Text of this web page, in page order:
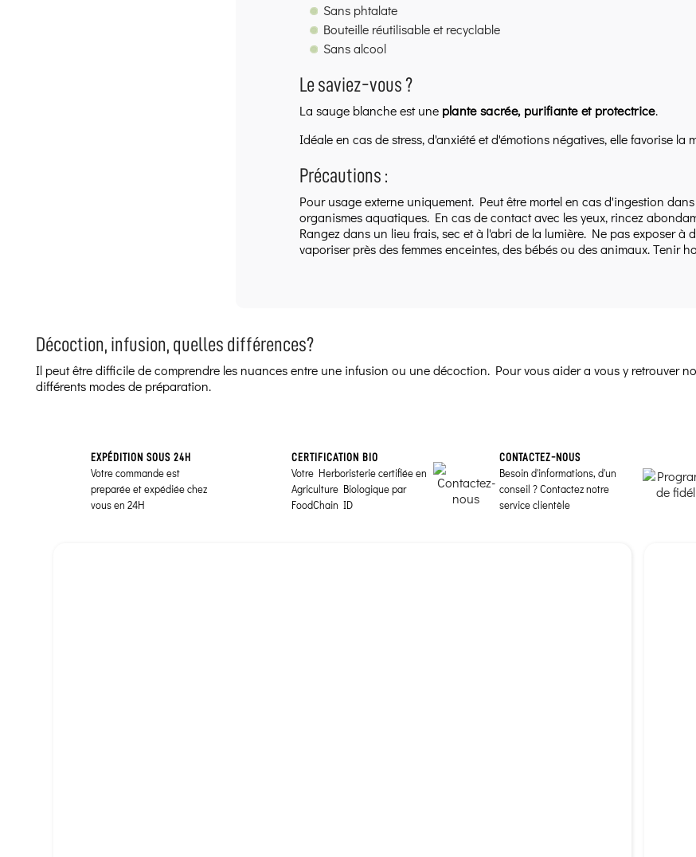
Sans phtalate
Bouteille réutilisable et recyclable
Sans alcool
Le saviez-vous ?
La sauge blanche est une plante sacrée, purifiante et protectrice.
Idéale en cas de stress, d'anxiété et d'émotions négatives, elle favorise la
Précautions :
Pour usage externe uniquement. Peut être mortel en cas d'ingestion
organismes aquatiques. En cas de contact avec les yeux, rincez
Rangez dans un lieu frais, sec et à l'abri de la lumière. Ne pas exposer à
vaporiser près des femmes enceintes, des bébés ou des animaux. Tenir
Décoction, infusion, quelles différences?
Il peut être difficile de comprendre les nuances entre une infusion ou une décoction. Pour vous aider a vous y retrouver
différents modes de préparation.
EXPÉDITION SOUS 24H
Votre commande est
preparée et expédiée chez
vous en 24H
CERTIFICATION BIO
Votre Herboristerie certifiée en
Agriculture Biologique par
FoodChain ID
CONTACTEZ-NOUS
Besoin d'informations, d'un
conseil ? Contactez notre
service clientèle